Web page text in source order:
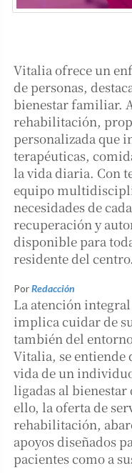
Vitalia ofrece un
de personas,
bienestar familiar.
rehabilitación,
personalizada que
terapéuticas,
la vida diaria. Con
equipo
necesidades de
recuperación y
disponible para
residente del centro.
PorRedacción
La atención
implica cuidar de
también del
Vitalia, se entiende
vida de un
ligadas al bienestar
ello, la oferta de
rehabilitación,
apoyos diseñados
pacientes como a